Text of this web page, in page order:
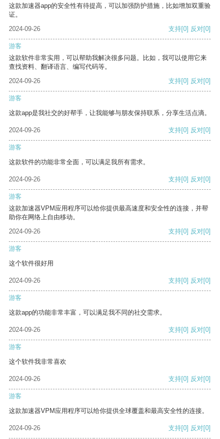
这款加速器app的安全性有待提高，可以加强防护措施，比如增加双重验
证。
2024-09-26
支持[0] 反对[0]
游客
这款软件非常实用，可以帮助我解决很多问题。比如，我可以使用它来
查找资料、翻译语言、编写代码等。
2024-09-26
支持[0] 反对[0]
游客
这款app是我社交的好帮手，让我能够与朋友保持联系，分享生活点滴。
2024-09-26 支持[0] 反对[0]
游客
这款软件的功能非常全面，可以满足我所有需求。
2024-09-26 支持[0] 反对[0]
游客
这款加速器VPM应用程序可以给你提供最高速度和安全性的连接，并帮
助你在网络上自由移动。
2024-09-26
支持[0] 反对[0]
游客
这个软件很好用
2024-09-26 支持[0] 反对[0]
游客
这款app的功能非常丰富，可以满足我不同的社交需求。
2024-09-26 支持[0] 反对[0]
游客
这个软件我非常喜欢
2024-09-26 支持[0] 反对[0]
游客
这款加速器VPM应用程序可以给你提供全球覆盖和最高安全性的连接。
2024-09-26 支持[0] 反对[0]